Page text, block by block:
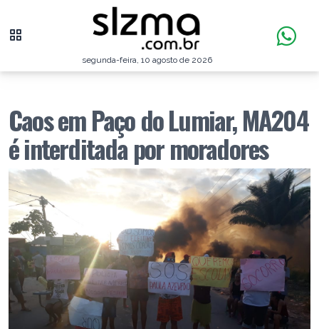
segunda-feira, 10 agosto de 2026
Caos em Paço do Lumiar, MA204
é interditada por moradores